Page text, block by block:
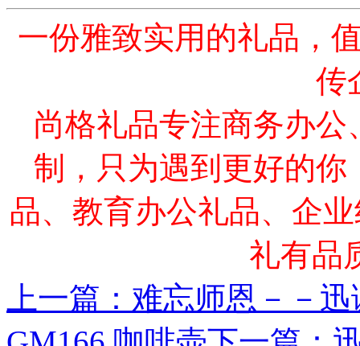
一份雅致实用的礼品，
传
尚格礼品专注商务办
制，只为遇到更好的
品、教育办公礼品、企
礼有品
上一篇：难忘师恩－－